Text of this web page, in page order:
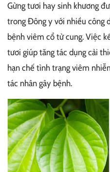
Gừng tươi hay sinh khương
trong Đông y với nhiều công
bệnh viêm cổ tử cung. Việc
tươi giúp tăng tác dụng cải
hạn chế tình trạng viêm
tác nhân gây bệnh.